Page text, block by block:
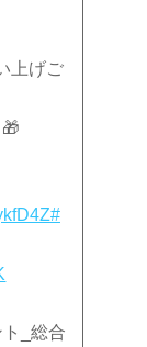
上げご
#
_総合